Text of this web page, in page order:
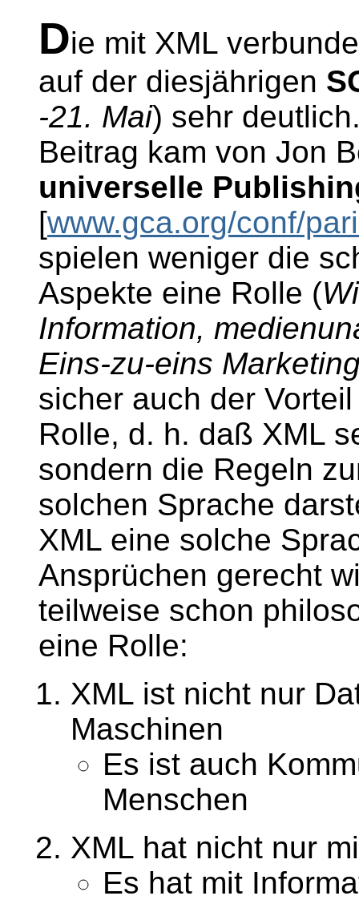
Die mit XML
auf der diesjährigen
-21. Mai) sehr
Beitrag kam von Jon
universelle
[www.gca.org/conf/
spielen weniger die
Aspekte eine Rolle (
Information,
Eins-zu-eins
sicher auch der
Rolle, d. h. daß XML
sondern die Regeln
solchen Sprache
XML eine solche
Ansprüchen gerecht
teilweise schon
eine Rolle:
XML ist nicht nur
Maschinen
Es ist auch
Menschen
XML hat nicht nur
Es hat mit